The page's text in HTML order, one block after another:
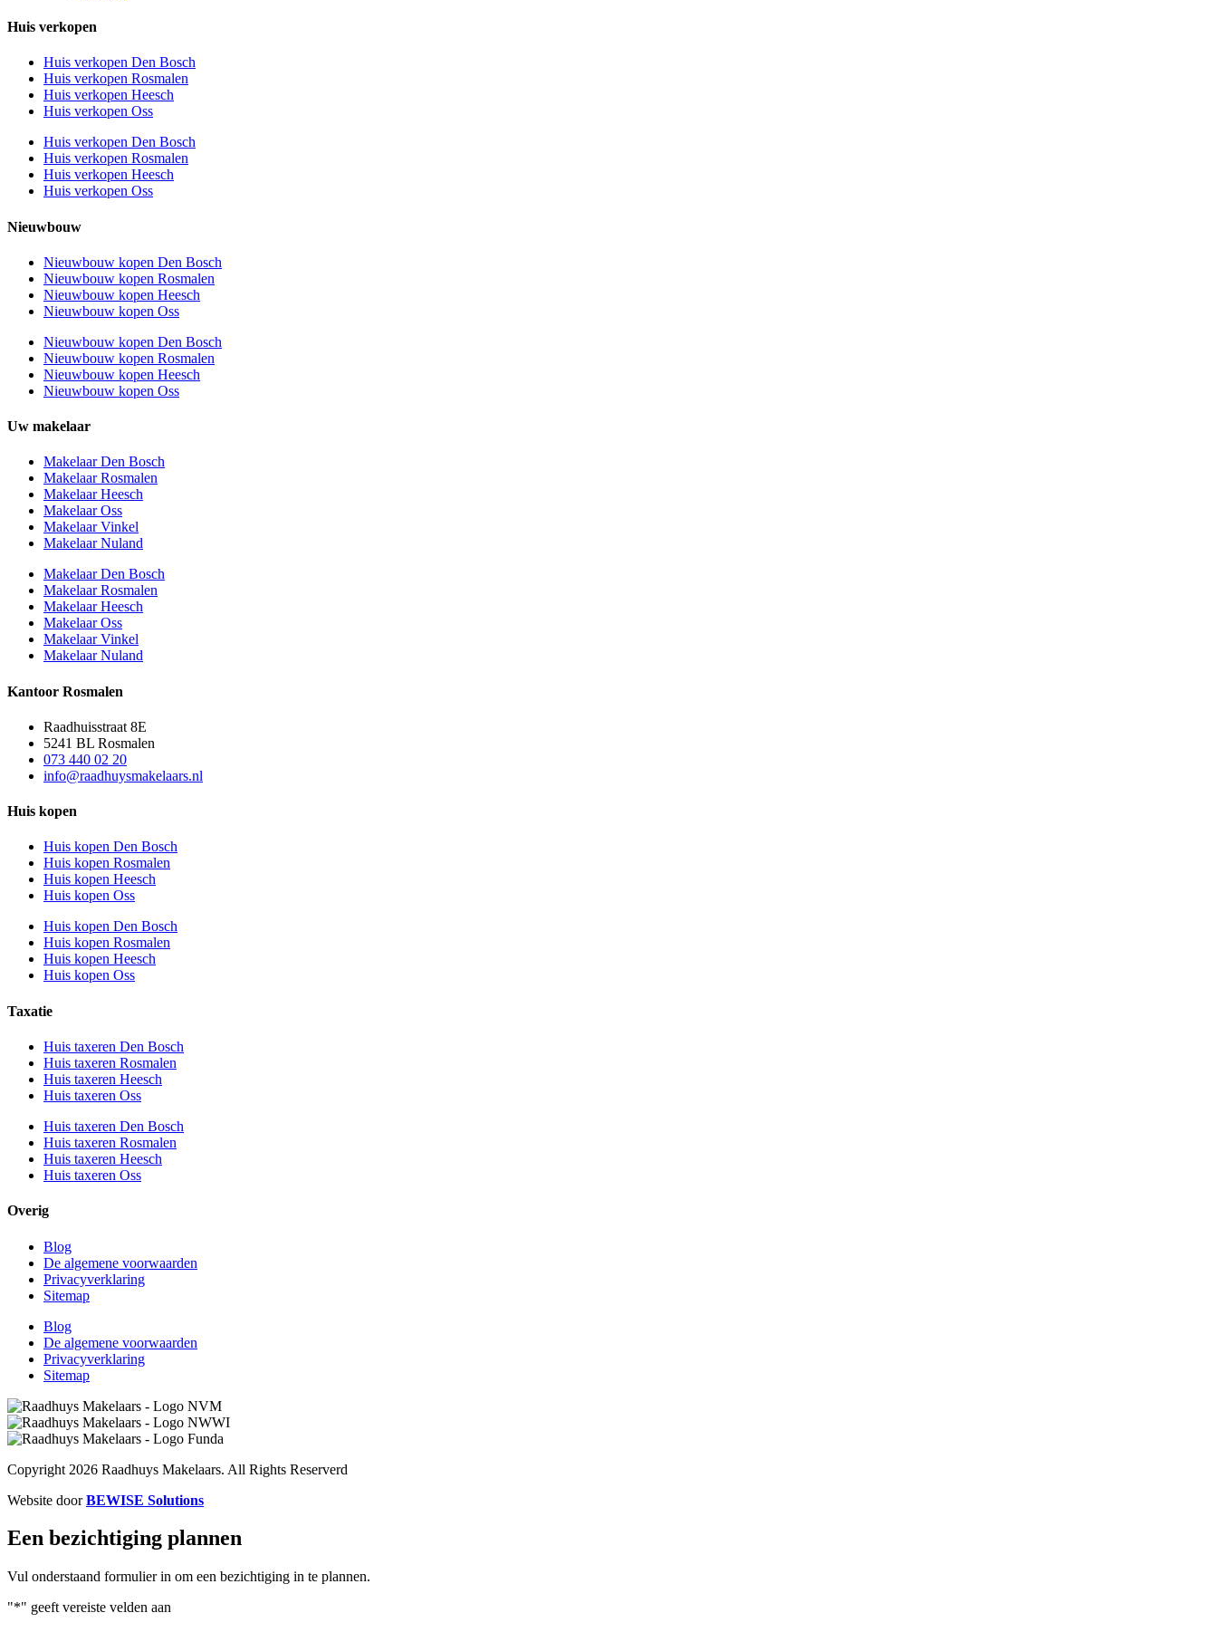
Huis verkopen
Huis verkopen Den Bosch
Huis verkopen Rosmalen
Huis verkopen Heesch
Huis verkopen Oss
Huis verkopen Den Bosch
Huis verkopen Rosmalen
Huis verkopen Heesch
Huis verkopen Oss
Nieuwbouw
Nieuwbouw kopen Den Bosch
Nieuwbouw kopen Rosmalen
Nieuwbouw kopen Heesch
Nieuwbouw kopen Oss
Nieuwbouw kopen Den Bosch
Nieuwbouw kopen Rosmalen
Nieuwbouw kopen Heesch
Nieuwbouw kopen Oss
Uw makelaar
Makelaar Den Bosch
Makelaar Rosmalen
Makelaar Heesch
Makelaar Oss
Makelaar Vinkel
Makelaar Nuland
Makelaar Den Bosch
Makelaar Rosmalen
Makelaar Heesch
Makelaar Oss
Makelaar Vinkel
Makelaar Nuland
Kantoor Rosmalen
Raadhuisstraat 8E
5241 BL Rosmalen
073 440 02 20
info@raadhuysmakelaars.nl
Huis kopen
Huis kopen Den Bosch
Huis kopen Rosmalen
Huis kopen Heesch
Huis kopen Oss
Huis kopen Den Bosch
Huis kopen Rosmalen
Huis kopen Heesch
Huis kopen Oss
Taxatie
Huis taxeren Den Bosch
Huis taxeren Rosmalen
Huis taxeren Heesch
Huis taxeren Oss
Huis taxeren Den Bosch
Huis taxeren Rosmalen
Huis taxeren Heesch
Huis taxeren Oss
Overig
Blog
De algemene voorwaarden
Privacyverklaring
Sitemap
Blog
De algemene voorwaarden
Privacyverklaring
Sitemap
Copyright 2026 Raadhuys Makelaars. All Rights Reserverd
Website doorBEWISE Solutions
Een bezichtiging plannen​
Vul onderstaand formulier in om een bezichtiging in te plannen.
"*" geeft vereiste velden aan